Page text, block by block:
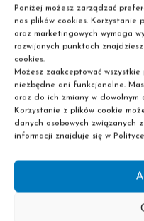
Poniżej możesz zarządzać
nas plików cookies. Korzystanie
oraz marketingowych wymaga
rozwijanych punktach
cookies.
Możesz zaakceptować
niezbędne ani funkcjonalne.
oraz do ich zmiany w dowolnym
Korzystanie z plików cookie
danych osobowych związanych
informacji znajduje się w
Szkoła policealna
Liceum dla dorosłych